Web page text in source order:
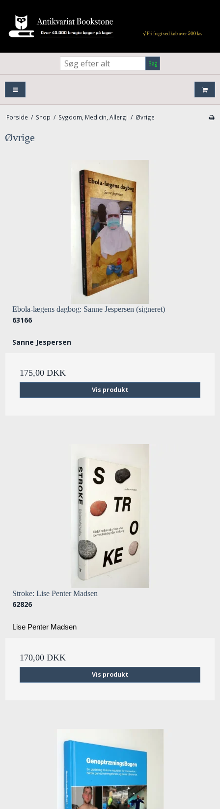
Søg
Forside / Shop / Sygdom, Medicin, Allergi / Øvrige
Øvrige
Ebola-lægens dagbog: Sanne Jespersen (signeret)
63166
Sanne Jespersen
175,00 DKK
Vis produkt
Stroke: Lise Penter Madsen
62826
Lise Penter Madsen
170,00 DKK
Vis produkt